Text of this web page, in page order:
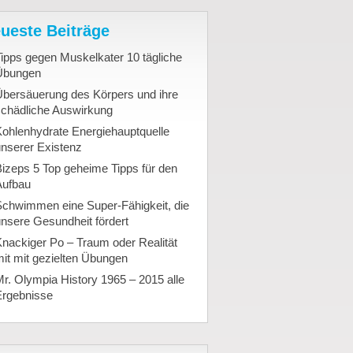
Beiträge
gegen Muskelkater 10 tägliche
des Körpers und ihre
Auswirkung
Energiehauptquelle
Existenz
5 Top geheime Tipps für den
eine Super-Fähigkeit, die
Gesundheit fördert
Po – Traum oder Realität
mit gezielten Übungen
Olympia History 1965 – 2015 alle